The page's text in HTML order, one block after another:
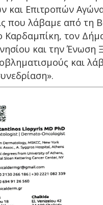
και Επιτροπών
που λάβαμε από
τον
και την Ένωση
και